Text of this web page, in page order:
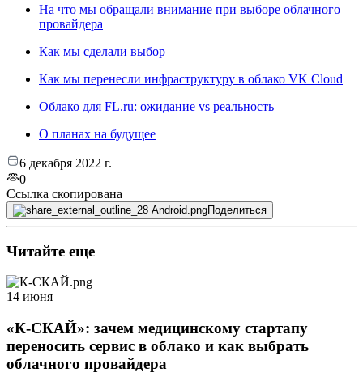
На что мы обращали внимание при выборе облачного
провайдера
Как мы сделали выбор
Как мы перенесли инфраструктуру в облако VK Cloud
Облако для FL.ru: ожидание vs реальность
О планах на будущее
6 декабря 2022 г.
0
Ссылка скопирована
Поделиться
Читайте еще
14 июня
«К-СКАЙ»: зачем медицинскому стартапу
переносить сервис в облако и как выбрать
облачного провайдера